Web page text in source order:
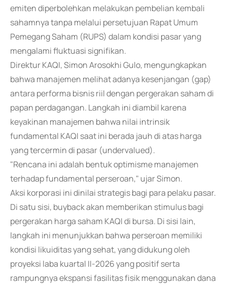
emiten diperbolehkan melakukan pembelian kembali
sahamnya tanpa melalui persetujuan Rapat Umum
Pemegang Saham (RUPS) dalam kondisi pasar yang
mengalami fluktuasi signifikan.
Direktur KAQI, Simon Arosokhi Gulo, mengungkapkan
bahwa manajemen melihat adanya kesenjangan (gap)
antara performa bisnis riil dengan pergerakan saham di
papan perdagangan. Langkah ini diambil karena
keyakinan manajemen bahwa nilai intrinsik
fundamental KAQI saat ini berada jauh di atas harga
yang tercermin di pasar (undervalued).
"Rencana ini adalah bentuk optimisme manajemen
terhadap fundamental perseroan," ujar Simon.
Aksi korporasi ini dinilai strategis bagi para pelaku pasar.
Di satu sisi, buyback akan memberikan stimulus bagi
pergerakan harga saham KAQI di bursa. Di sisi lain,
langkah ini menunjukkan bahwa perseroan memiliki
kondisi likuiditas yang sehat, yang didukung oleh
proyeksi laba kuartal II-2026 yang positif serta
rampungnya ekspansi fasilitas fisik menggunakan dana